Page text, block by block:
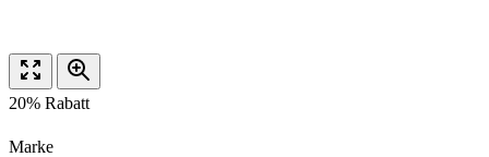
20% Rabatt
Marke